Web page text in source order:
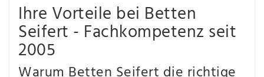
Ihre Vorteile bei Betten
Seifert - Fachkompetenz seit
2005